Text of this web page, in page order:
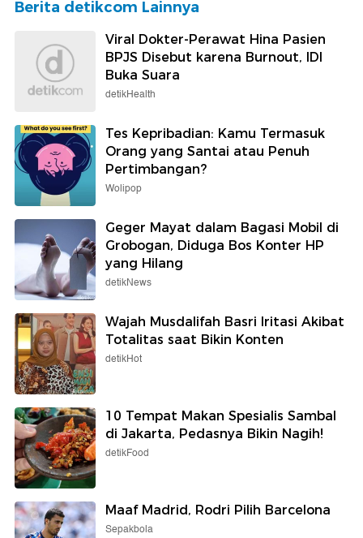
Berita detikcom Lainnya
Viral Dokter-Perawat Hina Pasien
BPJS Disebut karena Burnout, IDI
Buka Suara
detikHealth
Tes Kepribadian: Kamu Termasuk
Orang yang Santai atau Penuh
Pertimbangan?
Wolipop
Geger Mayat dalam Bagasi Mobil di
Grobogan, Diduga Bos Konter HP
yang Hilang
detikNews
Wajah Musdalifah Basri Iritasi Akibat
Totalitas saat Bikin Konten
detikHot
10 Tempat Makan Spesialis Sambal
di Jakarta, Pedasnya Bikin Nagih!
detikFood
Maaf Madrid, Rodri Pilih Barcelona
Sepakbola